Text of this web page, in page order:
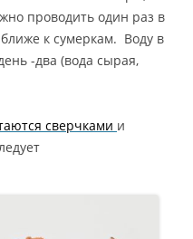
проводить один раз в
к сумеркам. Воду в
-два (вода сырая,
сверчками и